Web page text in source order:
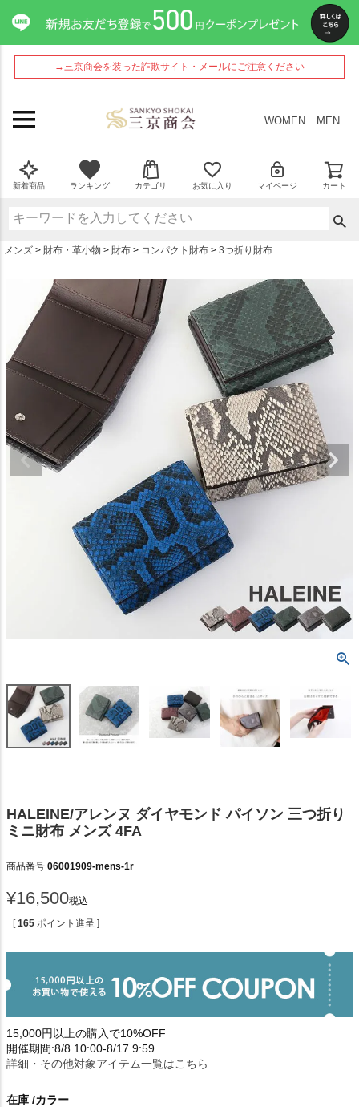
→三京商会を装った詐欺サイト・メールにご注意ください
WOMEN MEN
新着商品 ランキング カテゴリ お気に入り マイページ カート
メンズ 財布・革小物 財布 コンパクト財布 3つ折り財布
HALEINE/アレンヌ ダイヤモンド パイソン 三つ折り
ミニ財布 メンズ 4FA
商品番号 06001909-mens-1r
¥16,500税込
[ 165 ポイント進呈 ]
15,000円以上の購入で10%OFF
開催期間:8/8 10:00-8/17 9:59
詳細・その他対象アイテム一覧はこちら
在庫 カラー
ペー
ジト
ップ
へ